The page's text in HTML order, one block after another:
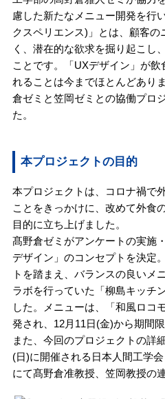
慮した新たなメニュー開発を行
クスペリエンス)」とは、顧客の
く、潜在的な欲求を掘り起こし
ことです。「UXデザイン」が
れることは今までほとんどあり
倉ゼミと笠岡ゼミとの協働プロ
た。
本プロジェクトの目的
本プロジェクトは、コロナ禍で
ことをきっかけに、改めて外食
目的に立ち上げました。
髙野倉ゼミがアンケートの実施
デザイン」のコンセプトを決定
トを踏まえ、バランスの良いメ
ラボを行っていた「柳島キッチ
した。メニューは、「和風ロコ
発され、12月11日(金)から期間
また、今回のプロジェクトの詳
(日)に開催される日本人間工学
にて髙野倉准教授、笠岡教授の